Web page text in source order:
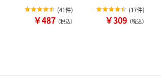
(41件)
￥487 （税込）
(17件)
￥309 （税込）